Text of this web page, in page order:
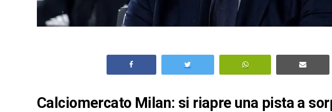
Calciomercato Milan: si riapre una pista a